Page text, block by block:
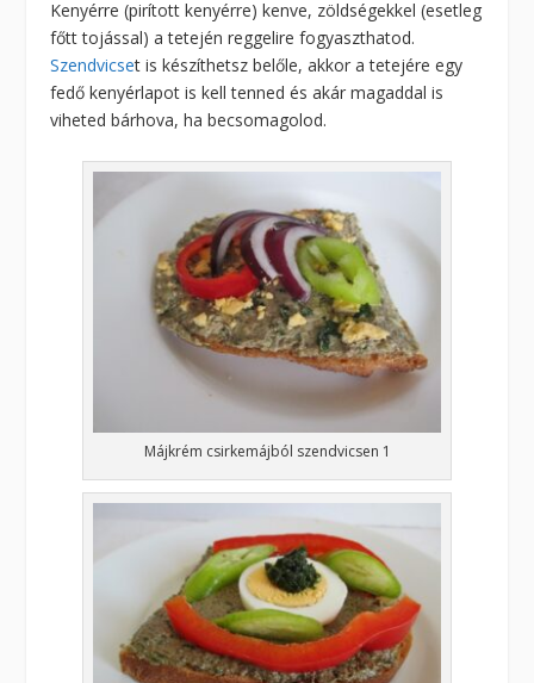
Kenyérre (pirított kenyérre) kenve, zöldségekkel (esetleg
főtt tojással) a tetején reggelire fogyaszthatod.
Szendvicset is készíthetsz belőle, akkor a tetejére egy
fedő kenyérlapot is kell tenned és akár magaddal is
viheted bárhova, ha becsomagolod.
Májkrém csirkemájból szendvicsen 1